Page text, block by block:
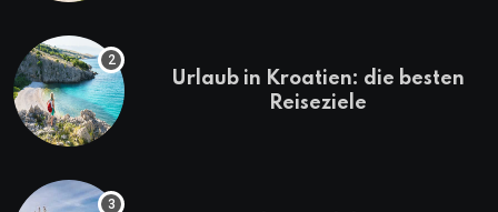
Urlaub in Kroatien: die besten
Reiseziele